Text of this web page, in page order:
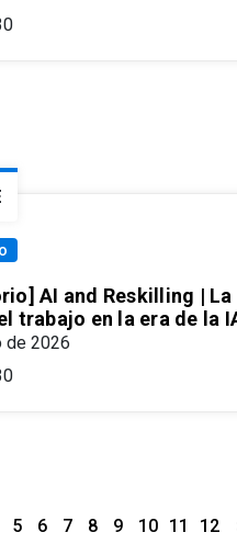
AI and Reskilling | La
trabajo en la era de la
de 2026
5 6 7 8 9 10 11 12